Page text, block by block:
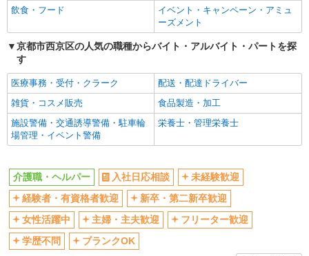
エルダー（50代～）活躍中
シニア（60代～）活躍中
高収入・高額
ボーナス・賞与あり
昇給あり
完全週休2日制
フルタイム歓迎
禁煙・分煙
駅直結・駅チカ
車通勤OK
バイク通勤OK
自転車通勤OK
残業少なめ（月20h未満）
退職金・財形貯蓄制度あり
各種手当（家族・役職・インセン
ティブなど）あり
制服貸与
研修制度あり
資格取得支援制度あり
同じ職種から求人を探す
飲食・フード
イベント・キャンペーン・アミュ
ーズメント
京都市西京区の人気の職種からバイト・アルバイト・パートを探
す
医療事務・受付・クラーク
配送・配達ドライバー
雑貨・コスメ販売
食品製造・加工
施設警備・交通誘導警備・駐車輪
場管理・イベント警備
栄養士・管理栄養士
介護職・ヘルパー 入社日応相談
未経験歓迎
経験者・有資格者歓迎
新卒・第二新卒歓迎
女性活躍中
主婦・主夫歓迎
フリーター歓迎
学歴不問
ブランクOK